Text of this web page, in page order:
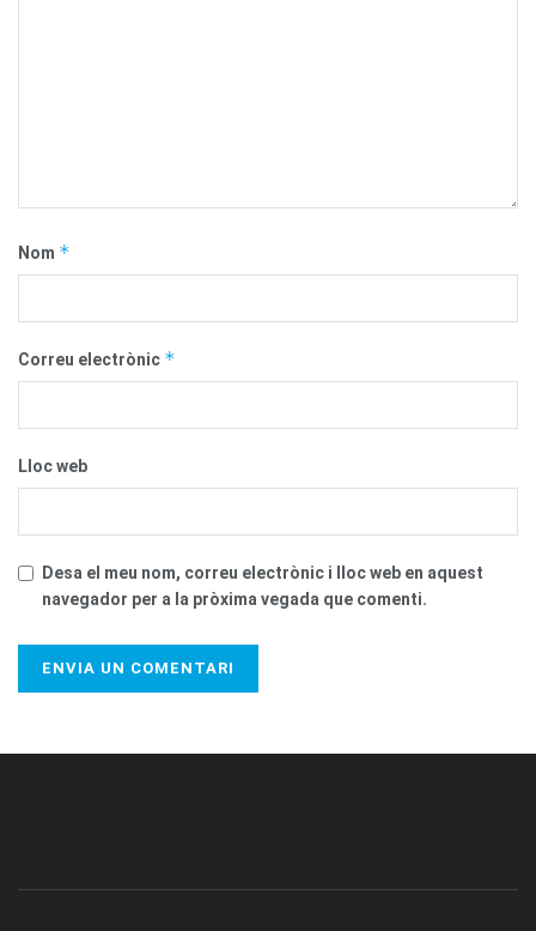
Nom *
Correu electrònic *
Lloc web
Desa el meu nom, correu electrònic i lloc web en aquest
navegador per a la pròxima vegada que comenti.